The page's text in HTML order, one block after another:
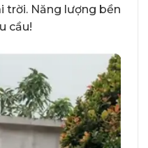
trời. Năng lượng bền
cầu!